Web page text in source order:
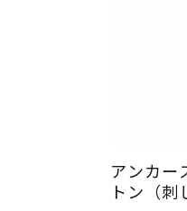
アンカー
トン（